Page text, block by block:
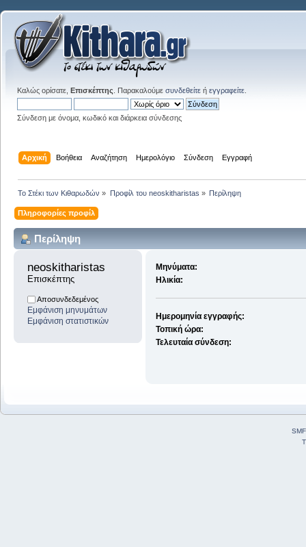
Καλώς ορίσατε, Επισκέπτης . Παρακαλούμε συνδεθείτε ή εγγραφείτε
Σύνδεση με όνομα, κωδικό και διάρκεια σύνδεσης
Αρχική Βοήθεια Αναζήτηση Ημερολόγιο Σύνδεση Εγγραφή
Το Στέκι των Κιθαρωδών » Προφίλ του neoskitharistas » Περίληψη
Πληροφορίες προφίλ
Περίληψη
neoskitharistas
Επισκέπτης
Αποσυνδεδεμένος
Εμφάνιση μηνυμάτων
Εμφάνιση στατιστικών
Μηνύματα:
Ηλικία:
Ημερομηνία εγγραφής:
Τοπική ώρα:
Τελευταία σύνδεση: